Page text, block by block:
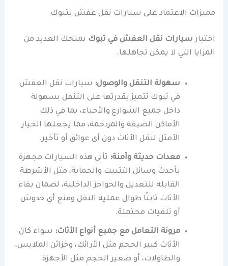
مميزات الاعتماد على سيارات نقل عفش بتبوك
اختيار سيارات نقل العفش في تبوك يمنحك العديد من
المزايا التي لا يمكن تجاهلها.
سهولة التنقل والوصول: سيارات نقل العفش
في تبوك تتميز بقدرتها على التنقل بسهولة
داخل جميع الشوارع والأحياء، بما في ذلك
الأماكن الضيقة والمزدحمة، مما يجعلها الخيار
الأمثل لنقل الأثاث دون أي عوائق أو تأخير.
معدات حديثة وآمنة: تأتي هذه السيارات مجهزة
بأحدث وسائل التثبيت والحماية، مثل الأشرطة
القابلة للتعديل والحواجز الداخلية، لضمان بقاء
الأثاث ثابتًا طوال عملية النقل ومنع أي خدوش
أو تلفيات محتملة.
مرونة التعامل مع جميع أنواع الأثاث: سواء كان
الأثاث كبير الحجم مثل الأرائك، وخزائن الملابس،
والطاولات، أو صغير الحجم مثل الأجهزة